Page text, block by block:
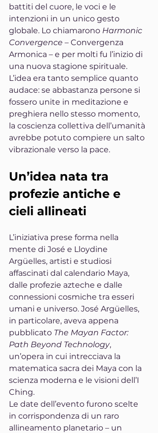
battiti del cuore, le voci e le
intenzioni in un unico gesto
globale. Lo chiamarono Harmonic
Convergence – Convergenza
Armonica – e per molti fu l’inizio di
una nuova stagione spirituale.
L’idea era tanto semplice quanto
audace: se abbastanza persone si
fossero unite in meditazione e
preghiera nello stesso momento,
la coscienza collettiva dell’umanità
avrebbe potuto compiere un salto
vibrazionale verso la pace.
Un’idea nata tra
profezie antiche e
cieli allineati
L’iniziativa prese forma nella
mente di José e Lloydine
Argüelles, artisti e studiosi
affascinati dal calendario Maya,
dalle profezie azteche e dalle
connessioni cosmiche tra esseri
umani e universo. José Argüelles,
in particolare, aveva appena
pubblicato The Mayan Factor:
Path Beyond Technology,
un’opera in cui intrecciava la
matematica sacra dei Maya con la
scienza moderna e le visioni dell’I
Ching.
Le date dell’evento furono scelte
in corrispondenza di un raro
allineamento planetario – un